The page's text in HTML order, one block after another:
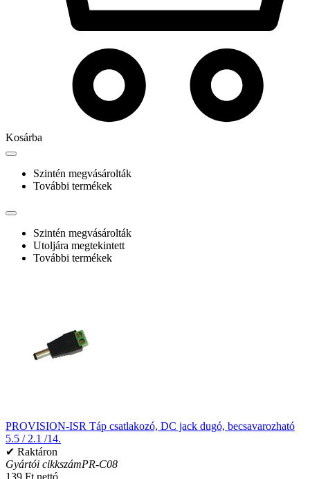
Kosárba
Szintén megvásárolták
További termékek
Szintén megvásárolták
Utoljára megtekintett
További termékek
PROVISION-ISR Táp csatlakozó, DC jack dugó, becsavarozható
5.5 / 2.1 /14.
✔ Raktáron
Gyártói cikkszámPR-C08